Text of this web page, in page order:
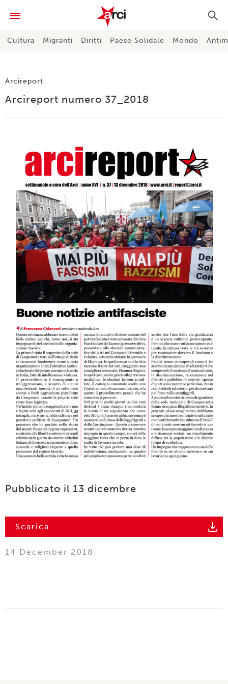
Cultura Migranti Diritti Paese Solidale Mondo
Arcireport
Arcireport numero 37_2018
Pubblicato il 13 dicembre
Scarica
14 December 2018